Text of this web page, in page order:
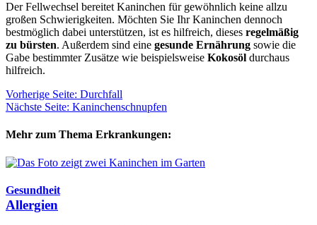
Der Fellwechsel bereitet Kaninchen für gewöhnlich keine allzu
großen Schwierigkeiten. Möchten Sie Ihr Kaninchen dennoch
bestmöglich dabei unterstützen, ist es hilfreich, dieses regelmäßig
zu bürsten. Außerdem sind eine gesunde Ernährung sowie die
Gabe bestimmter Zusätze wie beispielsweise Kokosöl durchaus
hilfreich.
Vorherige Seite: Durchfall
Nächste Seite: Kaninchenschnupfen
Mehr zum Thema Erkrankungen:
Gesundheit
Allergien